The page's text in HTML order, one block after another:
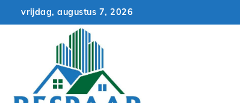
vrijdag, augustus 7, 2026